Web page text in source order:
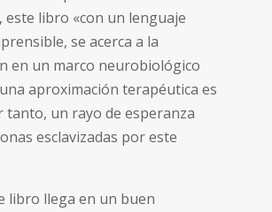
este libro «con un lenguaje
se acerca a la
en un marco neurobiológico
aproximación terapéutica es
tanto, un rayo de esperanza
esclavizadas por este
libro llega en un buen